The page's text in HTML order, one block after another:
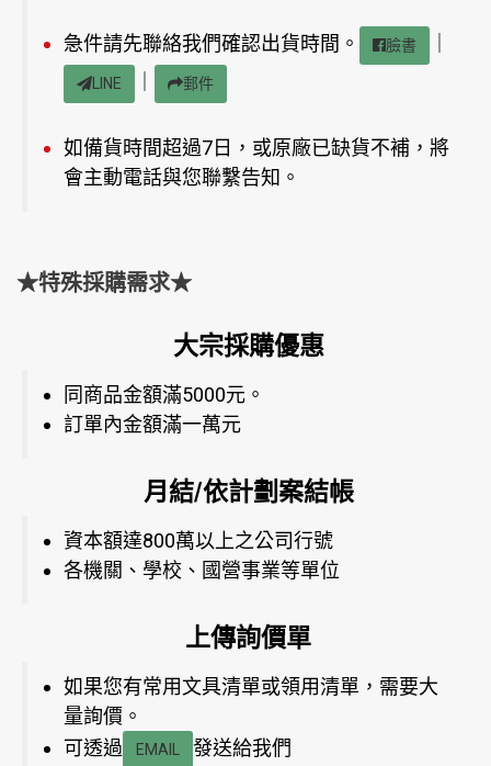
急件請先聯絡我們確認出貨時間。 臉書
LINE 郵件
如備貨時間超過7日，或原廠已缺貨不補，將
會主動電話與您聯繫告知。
★特殊採購需求★
大宗採購優惠
同商品金額滿5000元。
訂單內金額滿一萬元
月結/依計劃案結帳
資本額達800萬以上之公司行號
各機關、學校、國營事業等單位
上傳詢價單
如果您有常用文具清單或領用清單，需要大
量詢價。
可透過
EMAIL
發送給我們